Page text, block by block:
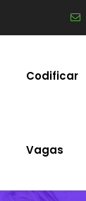
Codificar
Vagas